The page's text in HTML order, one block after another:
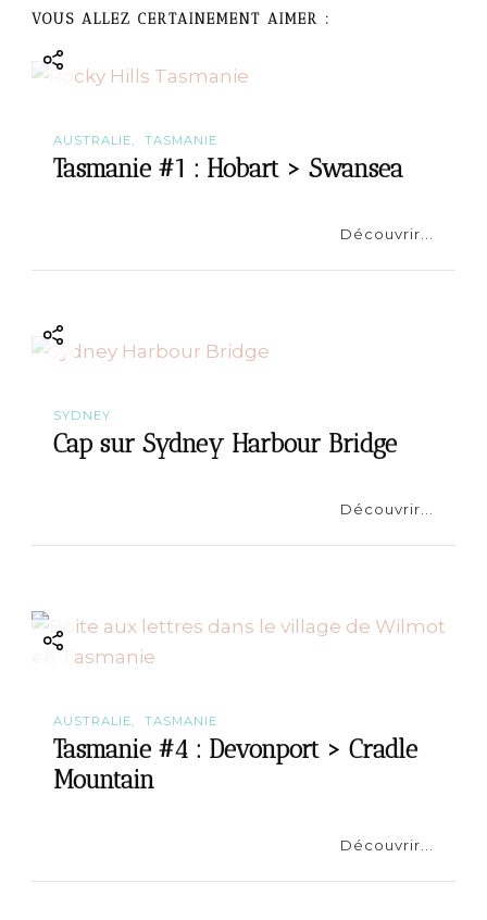
g
a
n
VOUS ALLEZ CERTAINEMENT AIMER :
AUSTRALIE TASMANIE
Tasmanie #1 : Hobart > Swansea
Découvrir...
SYDNEY
Cap sur Sydney Harbour Bridge
Découvrir...
AUSTRALIE TASMANIE
Tasmanie #4 : Devonport > Cradle
Mountain
Découvrir...